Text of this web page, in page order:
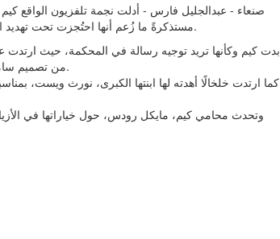
صنعاء - عبدالجليل فارس - أدلت نجمة تلفزيون الواقع
مستذكرةً ما زُعم أنها احتُجزت تحت تهديد السلاح في غرفتها الفندقية وسُرقت منها مجوهرات بقيمة 9 ملايين دولار.
من تصميم سامر حليمة، وأساور وأقراط ألماسية من تصميم بريوني ريموند وريبوسي.
⁠كما ارتدت خلخالًا أهدته لها ابنتها الكبرى، نورث ويست،
وتحدث محامي كيم، مايكل رودس، حول خياراتها في